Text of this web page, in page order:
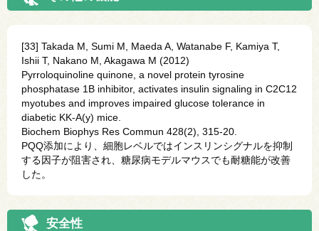
[33] Takada M, Sumi M, Maeda A, Watanabe F, Kamiya T,
Ishii T, Nakano M, Akagawa M (2012)
Pyrroloquinoline quinone, a novel protein tyrosine
phosphatase 1B inhibitor, activates insulin signaling in C2C12
myotubes and improves impaired glucose tolerance in
diabetic KK-A(y) mice.
Biochem Biophys Res Commun 428(2), 315-20.
PQQ添加により、細胞レベルではインスリンシグナルを抑制
する因子が阻害され、糖尿病モデルマウスでも耐糖能が改善
した。
安全性